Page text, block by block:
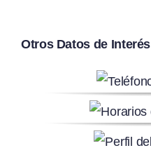
Otros Datos de Interés